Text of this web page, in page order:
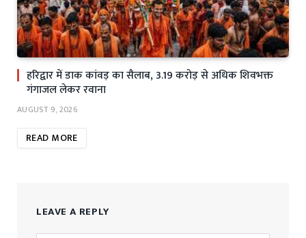
हरिद्वार में डाक कांवड़ का सैलाब, 3.19 करोड़ से अधिक शिवभक्त
गंगाजल लेकर रवाना
AUGUST 9, 2026
READ MORE
LEAVE A REPLY